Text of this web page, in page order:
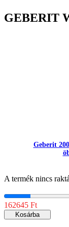
GEBERIT
Geberit
A termék nincs
162645 Ft
Kosárba